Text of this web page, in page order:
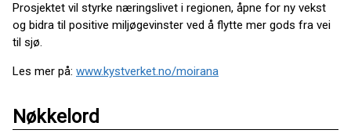
Prosjektet vil styrke næringslivet i regionen, åpne for ny vekst
og bidra til positive miljøgevinster ved å flytte mer gods fra vei
til sjø.
Les mer på: www.kystverket.no/moirana
Nøkkelord